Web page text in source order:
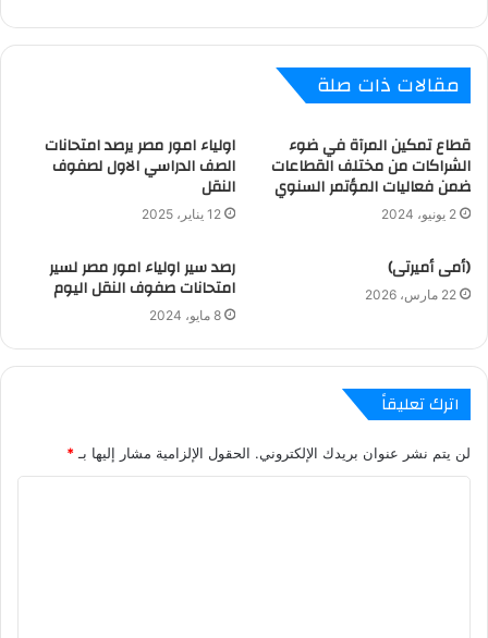
مقالات ذات صلة
قطاع تمكين المرآة في ضوء
الشراكات من مختلف القطاعات
ضمن فعاليات المؤتمر السنوي
2 يونيو، 2024
اولياء امور مصر يرصد امتحانات
الصف الدراسي الاول لصفوف
النقل
12 يناير، 2025
(أمى أميرتى)
22 مارس، 2026
رصد سير اولياء امور مصر لسير
امتحانات صفوف النقل اليوم
8 مايو، 2024
اترك تعليقاً
لن يتم نشر عنوان بريدك الإلكتروني. الحقول الإلزامية مشار إليها بـ *